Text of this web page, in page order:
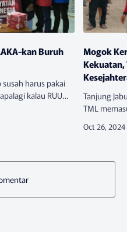
kan Buruh
harus pakai
kalau RUU
Mogok
Kekuatan,
Tanjung
TML
dalam